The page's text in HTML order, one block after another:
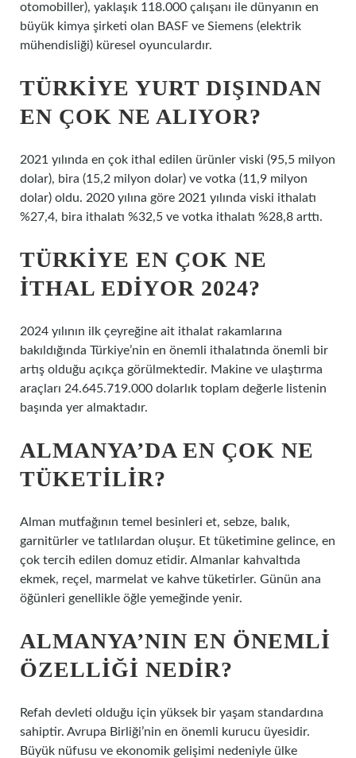
otomobiller), yaklaşık 118.000 çalışanı ile dünyanın en
büyük kimya şirketi olan BASF ve Siemens (elektrik
mühendisliği) küresel oyunculardır.
TÜRKIYE YURT DIŞINDAN
EN ÇOK NE ALIYOR?
2021 yılında en çok ithal edilen ürünler viski (95,5 milyon
dolar), bira (15,2 milyon dolar) ve votka (11,9 milyon
dolar) oldu. 2020 yılına göre 2021 yılında viski ithalatı
%27,4, bira ithalatı %32,5 ve votka ithalatı %28,8 arttı.
TÜRKIYE EN ÇOK NE
ITHAL EDIYOR 2024?
2024 yılının ilk çeyreğine ait ithalat rakamlarına
bakıldığında Türkiye’nin en önemli ithalatında önemli bir
artış olduğu açıkça görülmektedir. Makine ve ulaştırma
araçları 24.645.719.000 dolarlık toplam değerle listenin
başında yer almaktadır.
ALMANYA’DA EN ÇOK NE
TÜKETILIR?
Alman mutfağının temel besinleri et, sebze, balık,
garnitürler ve tatlılardan oluşur. Et tüketimine gelince, en
çok tercih edilen domuz etidir. Almanlar kahvaltıda
ekmek, reçel, marmelat ve kahve tüketirler. Günün ana
öğünleri genellikle öğle yemeğinde yenir.
ALMANYA’NIN EN ÖNEMLI
ÖZELLIĞI NEDIR?
Refah devleti olduğu için yüksek bir yaşam standardına
sahiptir. Avrupa Birliği’nin en önemli kurucu üyesidir.
Büyük nüfusu ve ekonomik gelişimi nedeniyle ülke